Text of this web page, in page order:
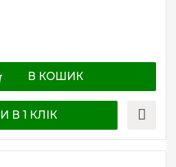
В КОШИК
В 1 КЛІК